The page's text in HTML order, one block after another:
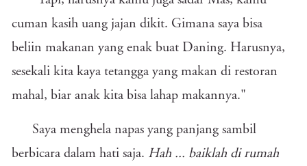
cuman kasih uang jajan dikit. Gimana saya bisa
beliin makanan yang enak buat Daning. Harusnya,
sesekali kita kaya tetangga yang makan di restoran
mahal, biar anak kita bisa lahap makannya."
Saya menghela napas yang panjang sambil
berbicara dalam hati saja. Hah ... baiklah di rumah